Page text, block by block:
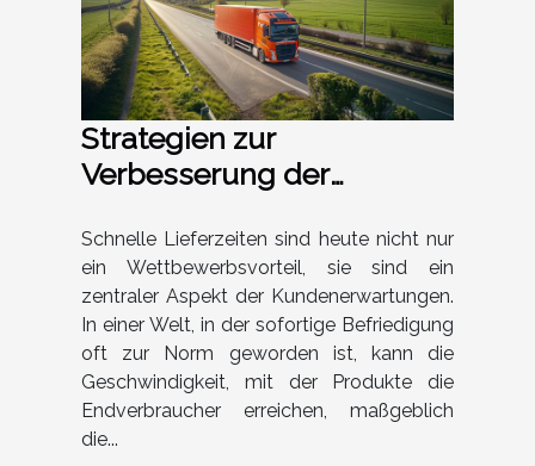
Strategien zur
Verbesserung der
durch schnelle
Lieferzeiten
Schnelle Lieferzeiten sind heute nicht nur
ein Wettbewerbsvorteil, sie sind ein
zentraler Aspekt der Kundenerwartungen.
In einer Welt, in der sofortige Befriedigung
oft zur Norm geworden ist, kann die
Geschwindigkeit, mit der Produkte die
Endverbraucher erreichen, maßgeblich
die...